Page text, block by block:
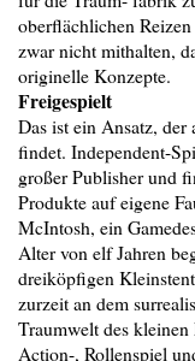
oberflächlichen
zwar nicht mithalten,
originelle Konzepte.
Freigespielt
Das ist ein Ansatz,
findet. Independent-
großer Publisher und
Produkte auf eigene
McIntosh, ein
Alter von elf Jahren
dreiköpfigen
zurzeit an dem
Traumwelt des
Action-, Rollenspiel